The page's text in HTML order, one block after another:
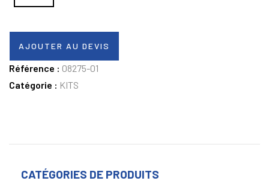
AJOUTER AU DEVIS
Référence : 08275-01
Catégorie : KITS
CATÉGORIES DE PRODUITS